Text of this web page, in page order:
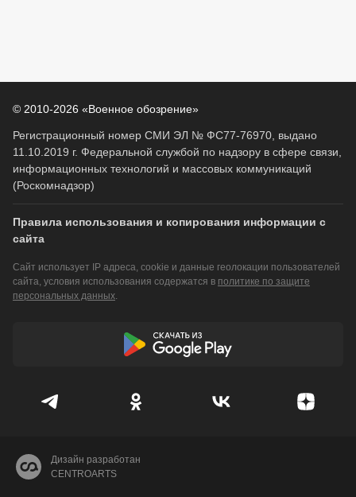
© 2010-2026 «Военное обозрение»
Регистрационный номер СМИ ЭЛ № ФС77-76970, выдано
11.10.2019 г. Федеральной службой по надзору в сфере связи,
информационных технологий и массовых коммуникаций
(Роскомнадзор)
Правила использования и копирования информации с
сайта
Сайт использует IP адреса, cookie и данные геолокации пользователей
сайта, условия использования содержатся в политике по защите
персональных данных.
Дизайн разработан
CENTROARTS